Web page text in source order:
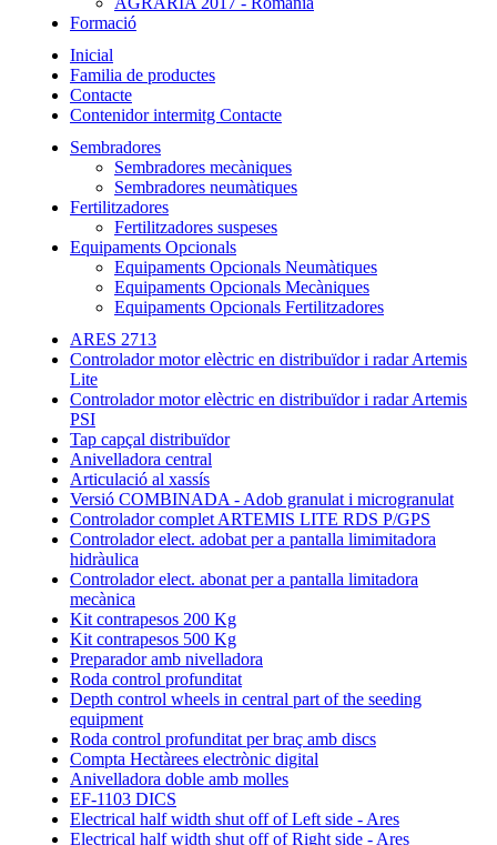
Formació
Inicial
Familia de productes
Contacte
Contenidor intermitg Contacte
Sembradores
Sembradores mecàniques
Sembradores neumàtiques
Fertilitzadores
Fertilitzadores suspeses
Equipaments Opcionals
Equipaments Opcionals Neumàtiques
Equipaments Opcionals Mecàniques
Equipaments Opcionals Fertilitzadores
ARES 2713
Controlador motor elèctric en distribuïdor i radar Artemis
Lite
Controlador motor elèctric en distribuïdor i radar Artemis
PSI
Tap capçal distribuïdor
Anivelladora central
Articulació al xassís
Versió COMBINADA - Adob granulat i microgranulat
Controlador complet ARTEMIS LITE RDS P/GPS
Controlador elect. adobat per a pantalla limimitadora
hidràulica
Controlador elect. abonat per a pantalla limitadora
mecànica
Kit contrapesos 200 Kg
Kit contrapesos 500 Kg
Preparador amb nivelladora
Roda control profunditat
Depth control wheels in central part of the seeding
equipment
Roda control profunditat per braç amb discs
Compta Hectàrees electrònic digital
Anivelladora doble amb molles
EF-1103 DICS
Electrical half width shut off of Left side - Ares
Electrical half width shut off of Right side - Ares